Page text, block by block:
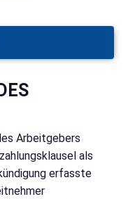
Arbeitgebers
als
erfasste